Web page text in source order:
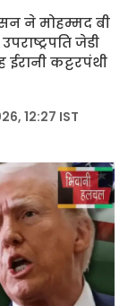
ने मोहम्मद बी
जेडी
कट्टरपंथी
12:27 IST